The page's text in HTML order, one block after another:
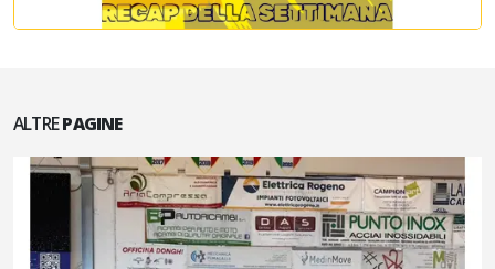
ALTREPAGINE